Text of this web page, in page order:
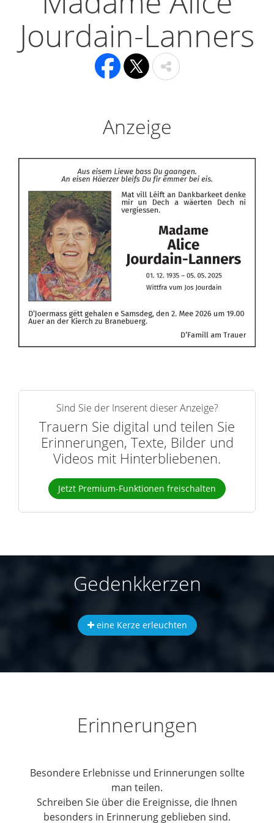
Jourdain-Lanners
Anzeige
Sind Sie der Inserent dieser Anzeige?
Trauern Sie digital und teilen Sie
Erinnerungen, Texte, Bilder und
Videos mit Hinterbliebenen.
Jetzt Premium-Funktionen freischalten
Gedenkkerzen
eine Kerze erleuchten
Erinnerungen
Besondere Erlebnisse und Erinnerungen sollte
man teilen.
Schreiben Sie über die Ereignisse, die Ihnen
besonders in Erinnerung geblieben sind.